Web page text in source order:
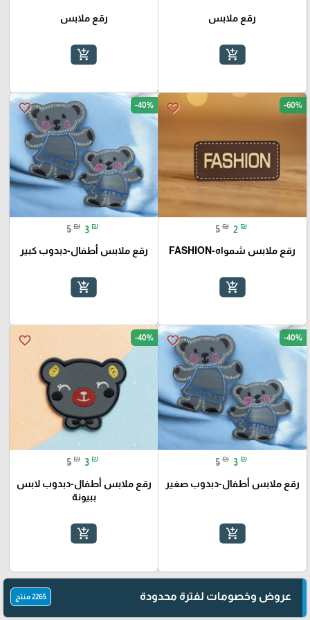
رقع ملابس
add_shopping_cart
رقع ملابس
add_shopping_cart
favorite_border -60%
5 ₪ 2 ₪
رقع ملابس شمواه-FASHION
add_shopping_cart
favorite_border -40%
5 ₪ 3 ₪
رقع ملابس أطفال-دبدوب كبير
add_shopping_cart
favorite_border -40%
5 ₪ 3 ₪
رقع ملابس أطفال-دبدوب صغير
add_shopping_cart
favorite_border -40%
5 ₪ 3 ₪
رقع ملابس أطفال-دبدوب لابس
ببيونة
add_shopping_cart
عروض وخصومات لفترة محدودة 2265 منتج